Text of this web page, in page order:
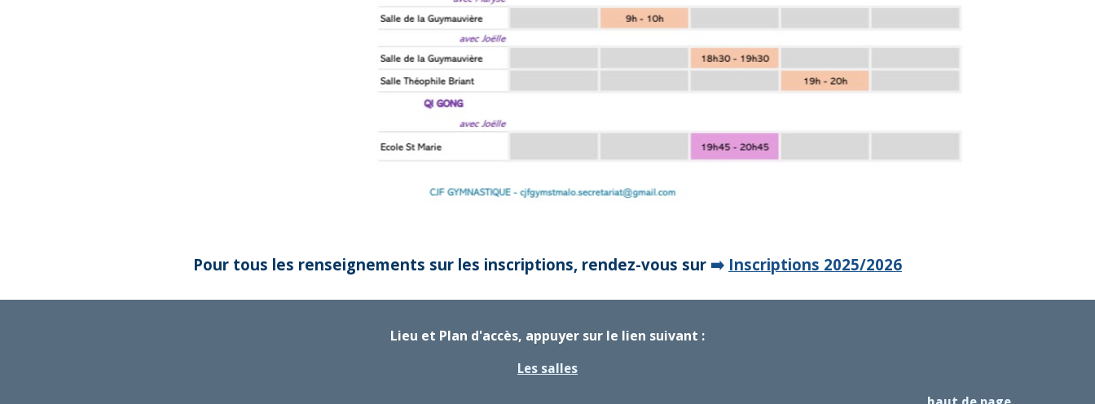
Pour tous les renseignements sur les inscriptions, rendez-vous sur ➡️ Inscriptions 2025/2026
Lieu et Plan d'accès, appuyer sur le lien suivant :
Les salles